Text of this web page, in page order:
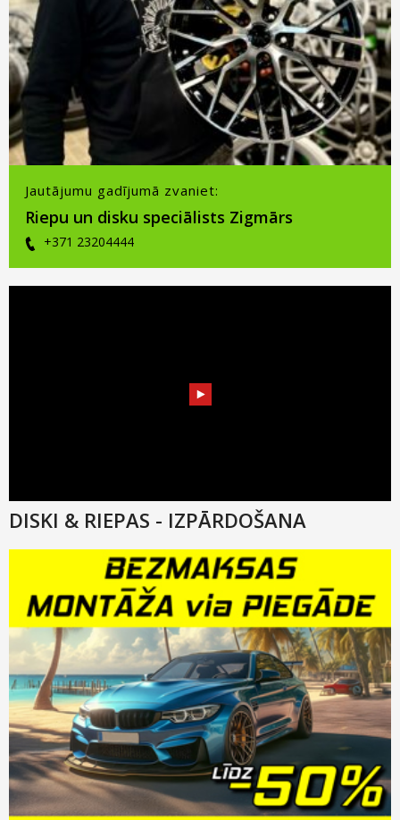
Jautājumu gadījumā zvaniet:
Riepu un disku speciālists Zigmārs
+371 23204444
DISKI & RIEPAS - IZPĀRDOŠANA